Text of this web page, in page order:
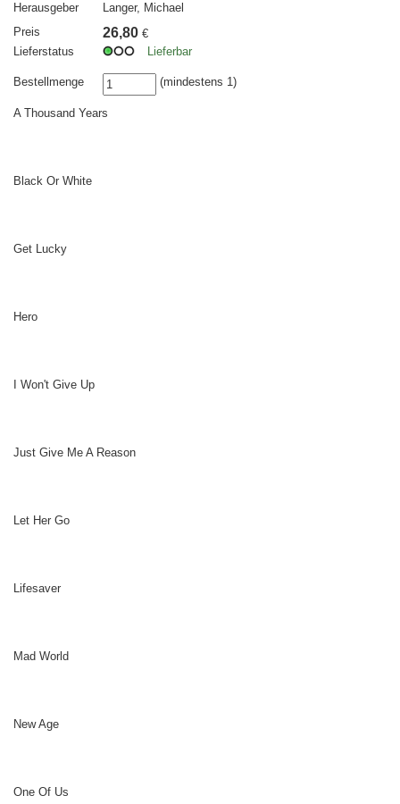
Herausgeber
Langer, Michael
Preis
26,80 €
Lieferstatus
Lieferbar
Bestellmenge (mindestens 1)
A Thousand Years
Black Or White
Get Lucky
Hero
I Won't Give Up
Just Give Me A Reason
Let Her Go
Lifesaver
Mad World
New Age
One Of Us